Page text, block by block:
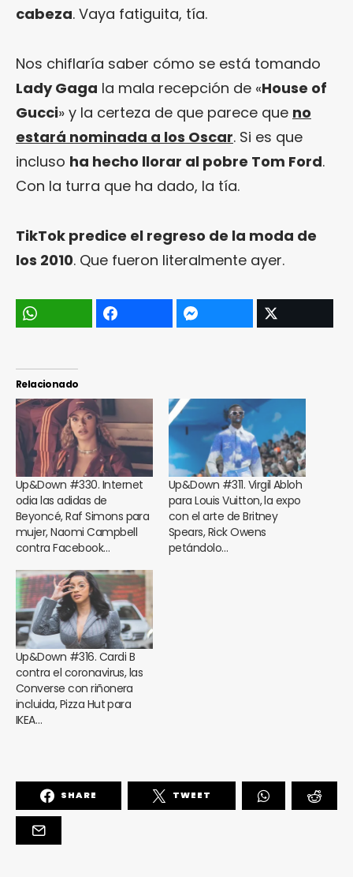
cabeza. Vaya fatiguita, tía.
Nos chiflaría saber cómo se está tomando
Lady Gaga la mala recepción de «House of
Gucci» y la certeza de que parece que no
estará nominada a los Oscar. Si es que
incluso ha hecho llorar al pobre Tom Ford.
Con la turra que ha dado, la tía.
TikTok predice el regreso de la moda de
los 2010. Que fueron literalmente ayer.
Relacionado
Up&Down #330. Internet
odia las adidas de
Beyoncé, Raf Simons para
mujer, Naomi Campbell
contra Facebook…
Up&Down #311. Virgil Abloh
para Louis Vuitton, la expo
con el arte de Britney
Spears, Rick Owens
petándolo…
Up&Down #316. Cardi B
contra el coronavirus, las
Converse con riñonera
incluida, Pizza Hut para
IKEA…
SHARE TWEET